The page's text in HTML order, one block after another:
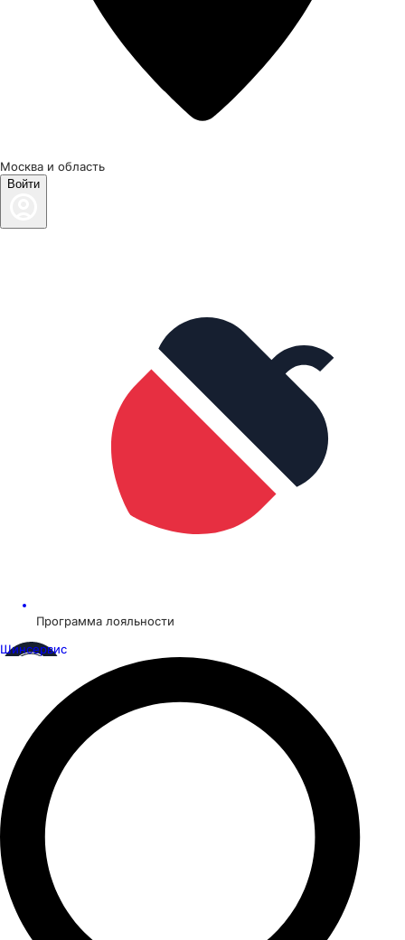
Москва и область
Войти
Программа лояльности
Шинсервис